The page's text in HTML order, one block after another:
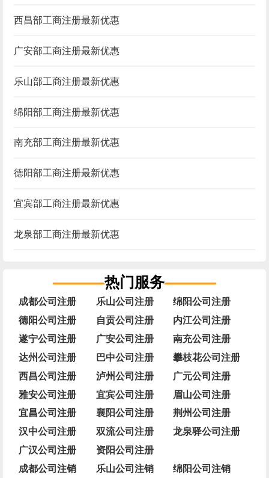
西昌部工商注册最新优惠
广安部工商注册最新优惠
乐山部工商注册最新优惠
绵阳部工商注册最新优惠
南充部工商注册最新优惠
德阳部工商注册最新优惠
宜宾部工商注册最新优惠
龙泉部工商注册最新优惠
热门服务
成都公司注册 乐山公司注册
绵阳公司注册
德阳公司注册
自贡公司注册
内江公司注册
遂宁公司注册
广安公司注册
南充公司注册
达州公司注册
巴中公司注册
攀枝花公司注册
西昌公司注册
泸州公司注册
广元公司注册
雅安公司注册
宜宾公司注册
眉山公司注册
宜昌公司注册
襄阳公司注册
荆州公司注册
汉中公司注册
双流公司注册
龙泉驿公司注册
广汉公司注册
资阳公司注册
成都公司注销
乐山公司注销
绵阳公司注销